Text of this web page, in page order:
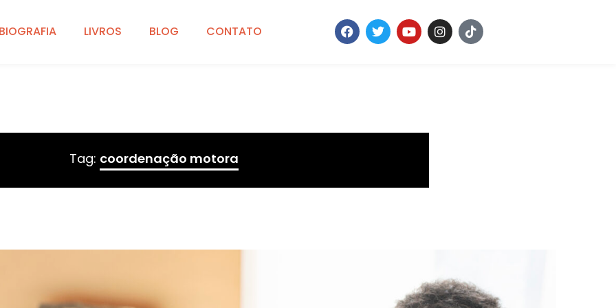
LIVROS BLOG CONTATO
Tag: coordenação motora